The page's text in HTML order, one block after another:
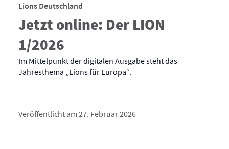
Lions Deutschland
Jetzt online: Der LION
1/2026
Im Mittelpunkt der digitalen Ausgabe steht das
Jahresthema „Lions für Europa“.
Veröffentlicht am 27. Februar 2026